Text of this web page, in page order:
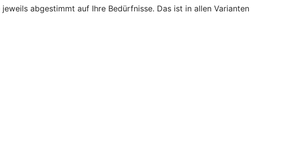
abgestimmt auf Ihre Bedürfnisse. Das ist in allen Varianten